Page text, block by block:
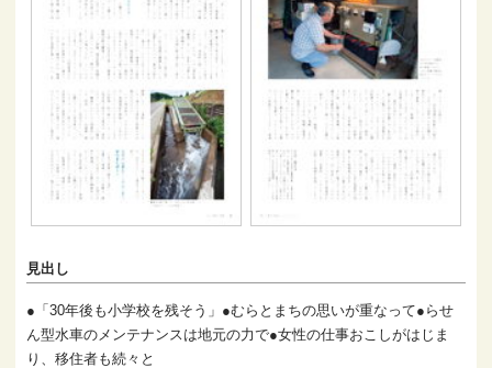
見出し
●「30年後も小学校を残そう」●むらとまちの思いが重なって●らせ
ん型水車のメンテナンスは地元の力で●女性の仕事おこしがはじま
り、移住者も続々と